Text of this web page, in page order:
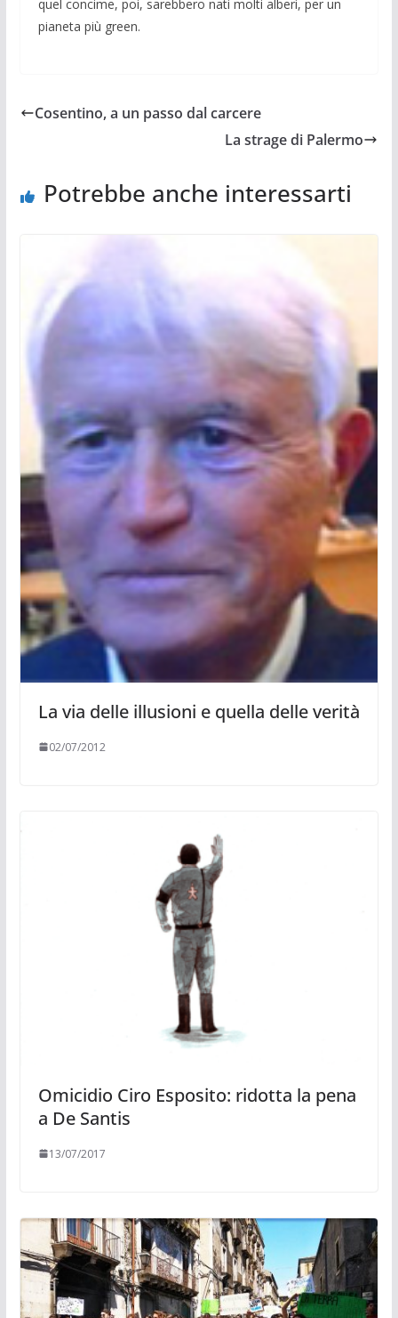
quel concime, poi, sarebbero nati molti alberi, per un
pianeta più green.
Cosentino, a un passo dal carcere
La strage di Palermo
Potrebbe anche interessarti
La via delle illusioni e quella delle verità
02/07/2012
Omicidio Ciro Esposito: ridotta la pena
a De Santis
13/07/2017